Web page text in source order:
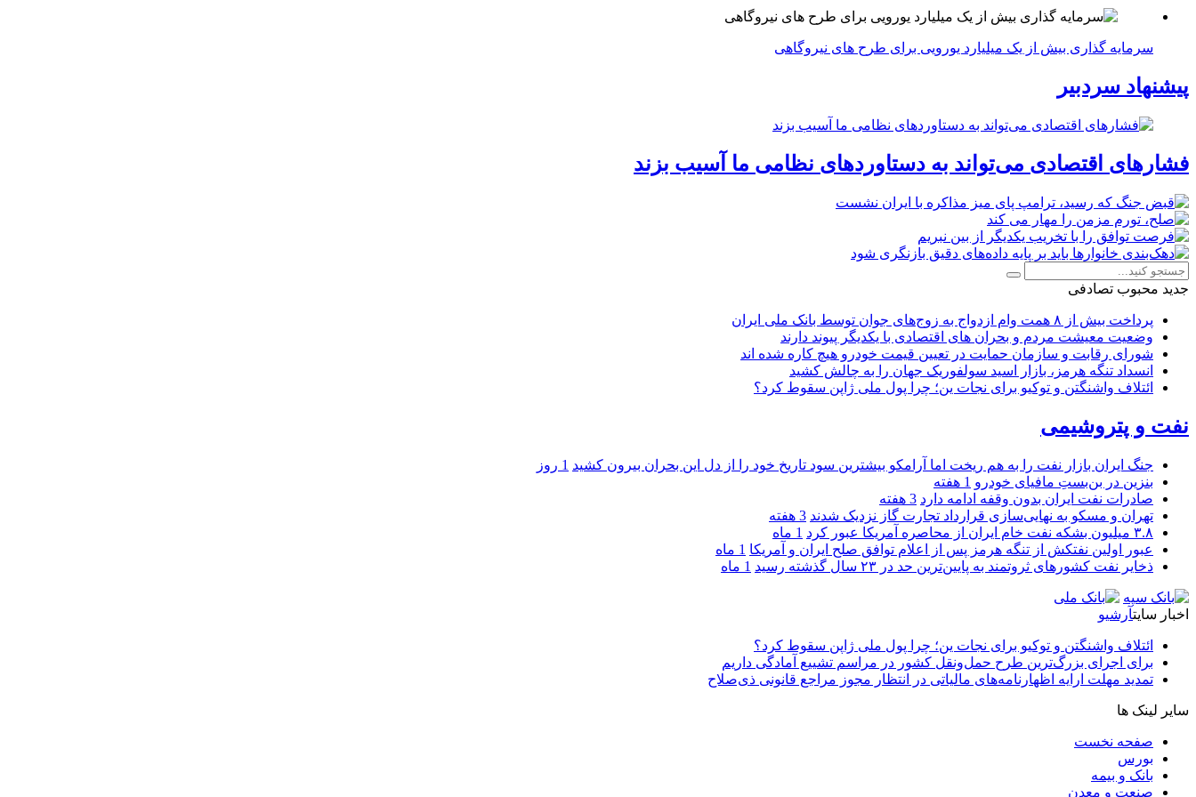
سرمایه گذاری بیش از یک میلیارد یورویی برای طرح های نیروگاهی
پیشنهاد سردبیر
فشارهای اقتصادی می‌تواند به دستاوردهای نظامی ما آسیب بزند
جدید محبوب تصادفی
پرداخت بیش از ۸ همت وام ازدواج به زوج‌های جوان توسط بانک ملی ایران
وضعیت معیشت مردم و بحران های اقتصادی با یکدیگر پیوند دارند
شورای رقابت و سازمان حمایت در تعیین قیمت خودرو هیچ کاره شده اند
انسداد تنگه هرمز، بازار اسید سولفوریک جهان را به چالش کشید
ائتلاف واشنگتن و توکیو برای نجات ین؛ چرا پول ملی ژاپن سقوط کرد؟
نفت و پتروشیمی
جنگ ایران بازار نفت را به هم ریخت اما آرامکو بیشترین سود تاریخ خود را از دل این بحران بیرون کشید 1 روز
بنزین در بن‌بستِ مافیای خودرو 1 هفته
صادرات نفت ایران بدون وقفه ادامه دارد 3 هفته
تهران و مسکو به نهایی‌سازی قرارداد تجارت گاز نزدیک شدند 3 هفته
۳.۸ میلیون بشکه نفت خام ایران از محاصره آمریکا عبور کرد
1 ماه
عبور اولین نفتکش از تنگه هرمز پس از اعلام توافق صلح ایران و آمریکا 1 ماه
ذخایر نفت کشورهای ثروتمند به پایین‌ترین حد در ۲۳ سال گذشته رسید
1 ماه
اخبار سایتآرشیو
ائتلاف واشنگتن و توکیو برای نجات ین؛ چرا پول ملی ژاپن سقوط کرد؟
برای اجرای بزرگ‌ترین طرح حمل‌ونقل کشور در مراسم تشییع آمادگی داریم
تمدید مهلت ارایه اظهارنامه‌های مالیاتی در انتظار مجوز مراجع قانونی ذی‌‏صلاح
سایر لینک ها
صفحه نخست
بورس
بانک و بیمه
صنعت و معدن